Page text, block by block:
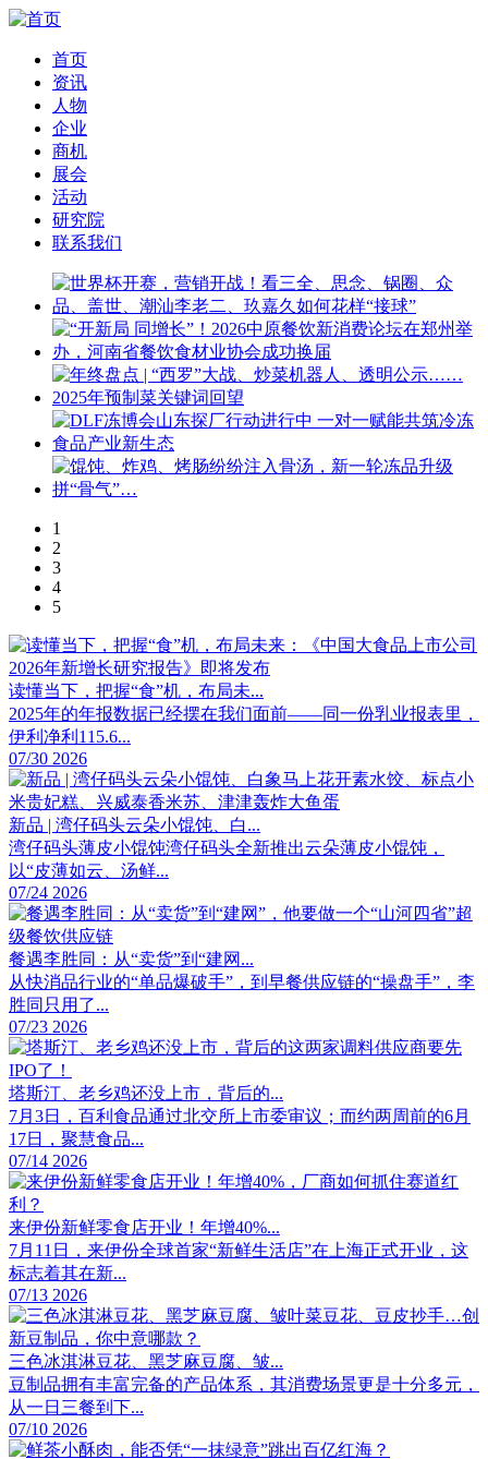
首页
资讯
人物
企业
商机
展会
活动
研究院
联系我们
1
2
3
4
5
读懂当下，把握“食”机，布局未...
2025年的年报数据已经摆在我们面前——同一份乳业报表里，
伊利净利115.6...
07/30 2026
新品 | 湾仔码头云朵小馄饨、白...
湾仔码头薄皮小馄饨湾仔码头全新推出云朵薄皮小馄饨，
以“皮薄如云、汤鲜...
07/24 2026
餐遇李胜同：从“卖货”到“建网...
从快消品行业的“单品爆破手”，到早餐供应链的“操盘手”，李
胜同只用了...
07/23 2026
塔斯汀、老乡鸡还没上市，背后的...
7月3日，百利食品通过北交所上市委审议；而约两周前的6月
17日，聚慧食品...
07/14 2026
来伊份新鲜零食店开业！年增40%...
7月11日，来伊份全球首家“新鲜生活店”在上海正式开业，这
标志着其在新...
07/13 2026
三色冰淇淋豆花、黑芝麻豆腐、皱...
豆制品拥有丰富完备的产品体系，其消费场景更是十分多元，
从一日三餐到下...
07/10 2026